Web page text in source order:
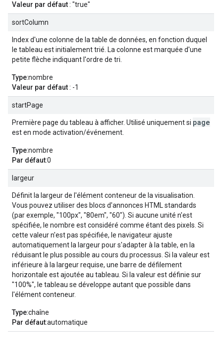
Valeur par défaut: "true"
sortColumn
Index d'une colonne de la table de données, en fonction duquel
le tableau est initialement trié. La colonne est marquée d'une
petite flèche indiquant l'ordre de tri.
Type:nombre
Valeur par défaut: -1
startPage
Première page du tableau à afficher. Utilisé uniquement si page
est en mode activation/événement.
Type:nombre
Par défaut:0
largeur
Définit la largeur de l'élément conteneur de la visualisation.
Vous pouvez utiliser des blocs d'annonces HTML standards
(par exemple, "100px", "80em", "60"). Si aucune unité n'est
spécifiée, le nombre est considéré comme étant des pixels. Si
cette valeur n'est pas spécifiée, le navigateur ajuste
automatiquement la largeur pour s'adapter à la table, en la
réduisant le plus possible au cours du processus. Si la valeur est
inférieure à la largeur requise, une barre de défilement
horizontale est ajoutée au tableau. Si la valeur est définie sur
"100%", le tableau se développe autant que possible dans
l'élément conteneur.
Type:chaîne
Par défaut:automatique